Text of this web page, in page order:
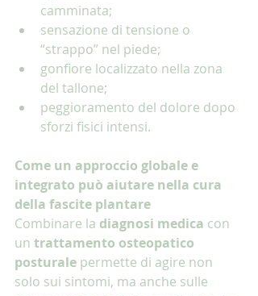
camminata;
sensazione di tensione o
“strappo” nel piede;
gonfiore localizzato nella zona
del tallone;
peggioramento del dolore dopo
sforzi fisici intensi.
Come un approccio globale e
integrato può aiutare nella cura
della fascite plantare
Combinare la diagnosi medica con
un trattamento osteopatico
posturale permette di agire non
solo sui sintomi, ma anche sulle